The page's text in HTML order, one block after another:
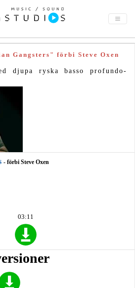
Gangsters" förbi Steve Oxen
djupa ryska basso profundo-
- förbi Steve Oxen
03:11